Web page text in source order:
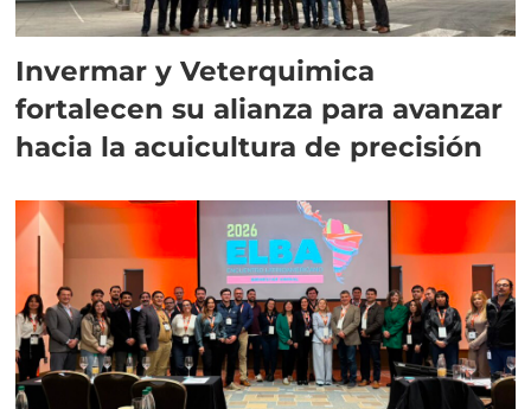
Invermar y Veterquimica
fortalecen su alianza para avanzar
hacia la acuicultura de precisión